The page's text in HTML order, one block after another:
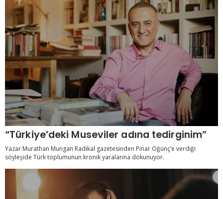
“Türkiye’deki Museviler adına tedirginim”
Yazar Murathan Mungan Radikal gazetesinden Pınar Öğünç’e verdiği
söyleşide Türk toplumunun kronik yaralarına dokunuyor.